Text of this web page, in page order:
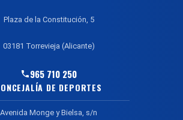
Plaza de la Constitución, 5
03181 Torrevieja (Alicante)
965 710 250
DE DEPORTES
Avenida Monge y Bielsa, s/n